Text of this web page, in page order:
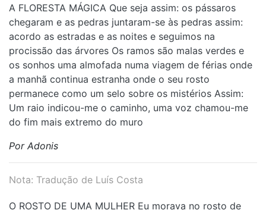
A FLORESTA MÁGICA Que seja assim: os pássaros
chegaram e as pedras juntaram-se às pedras assim:
acordo as estradas e as noites e seguimos na
procissão das árvores Os ramos são malas verdes e
os sonhos uma almofada numa viagem de férias onde
a manhã continua estranha onde o seu rosto
permanece como um selo sobre os mistérios Assim:
Um raio indicou-me o caminho, uma voz chamou-me
do fim mais extremo do muro
Por Adonis
Nota: Tradução de Luís Costa
O ROSTO DE UMA MULHER Eu morava no rosto de